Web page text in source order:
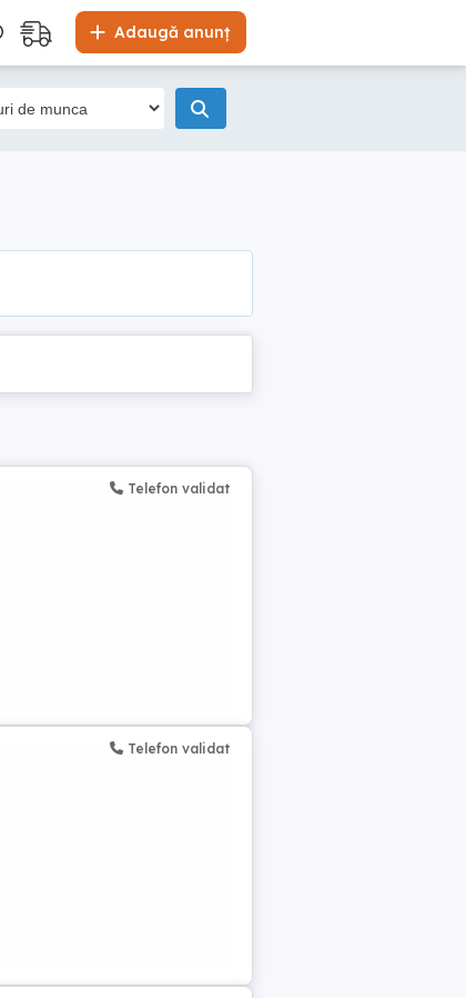
Adaugă anunț
Telefon validat
Telefon validat